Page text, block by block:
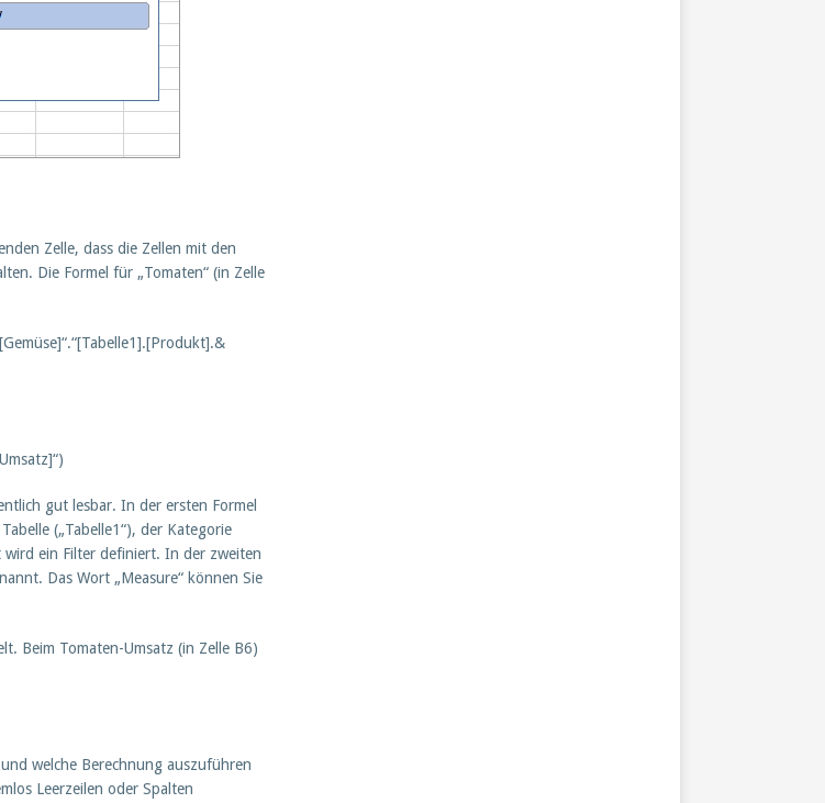
Zelle, dass die Zellen mit den
Die Formel für „Tomaten“ (in Zelle
gut lesbar. In der ersten Formel
(„Tabelle1“), der Kategorie
wird ein Filter definiert. In der zweiten
Das Wort „Measure“ können Sie
Beim Tomaten-Umsatz (in Zelle B6)
welche Berechnung auszuführen
Leerzeilen oder Spalten